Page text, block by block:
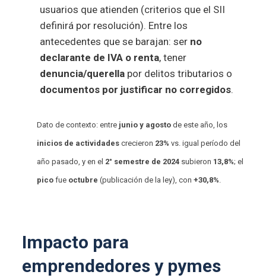
usuarios que atienden (criterios que el SII
definirá por resolución). Entre los
antecedentes que se barajan: ser no
declarante de IVA o renta, tener
denuncia/querellapor delitos tributarios o
documentos por justificar no corregidos.
Dato de contexto: entre junio y agostode este año, los
inicios de actividadescrecieron 23% vs. igual período del
año pasado, y en el 2° semestre de 2024subieron 13,8%; el
picofue octubre (publicación de la ley), con +30,8%
Impacto para
emprendedores y pymes